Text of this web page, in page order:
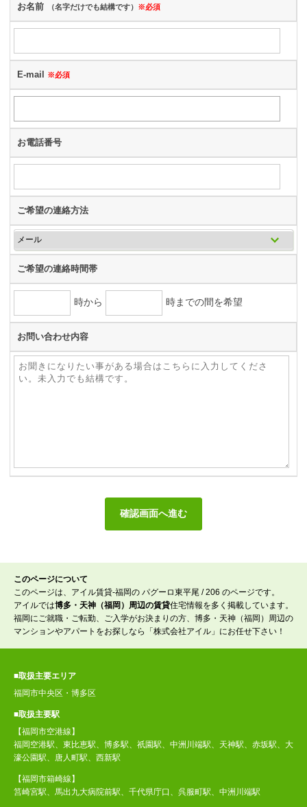
お名前 （名字だけでも結構です） ※必須
E-mail ※必須
お電話番号
ご希望の連絡方法
ご希望の連絡時間帯
時から 時までの間を希望
お問い合わせ内容
このページについて
このページは、アイル賃貸-福岡の パグーロ東平尾 / 206 のページです。
アイルでは博多・天神（福岡）周辺の賃貸住宅情報を多く掲載しています。
福岡にご就職・ご転勤、ご入学がお決まりの方、博多・天神（福岡）周辺の
マンションやアパートをお探しなら「株式会社アイル」にお任せ下さい！
■取扱主要エリア
福岡市中央区・博多区
■取扱主要駅
【福岡市空港線】
福岡空港駅、東比恵駅、博多駅、祇園駅、中洲川端駅、天神駅、赤坂駅、大
濠公園駅、唐人町駅、西新駅
【福岡市箱崎線】
筥崎宮駅、馬出九大病院前駅、千代県庁口、呉服町駅、中洲川端駅